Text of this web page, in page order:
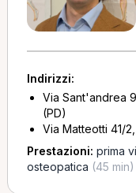
Indirizzi:
Via Sant'andrea
(PD)
Via Matteotti 41/
Prestazioni: prima
osteopatica (45 min)